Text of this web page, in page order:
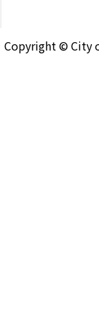
Copyright © City